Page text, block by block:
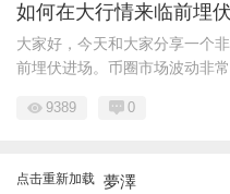
如何在大行情来临前埋
大家好，今天和大家分享一个
前埋伏进场。币圈市场波动非常
9389 0
点击重新加载 夢澤